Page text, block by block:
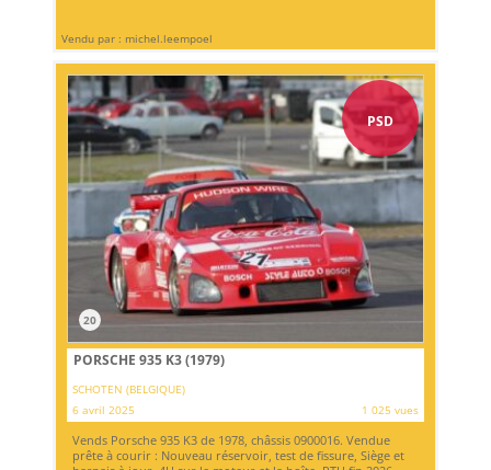
Vendu par : michel.leempoel
PSD
20
PORSCHE 935 K3 (1979)
SCHOTEN (BELGIQUE)
6 avril 2025
1 025 vues
Vends Porsche 935 K3 de 1978, châssis 0900016. Vendue
prête à courir : Nouveau réservoir, test de fissure, Siège et